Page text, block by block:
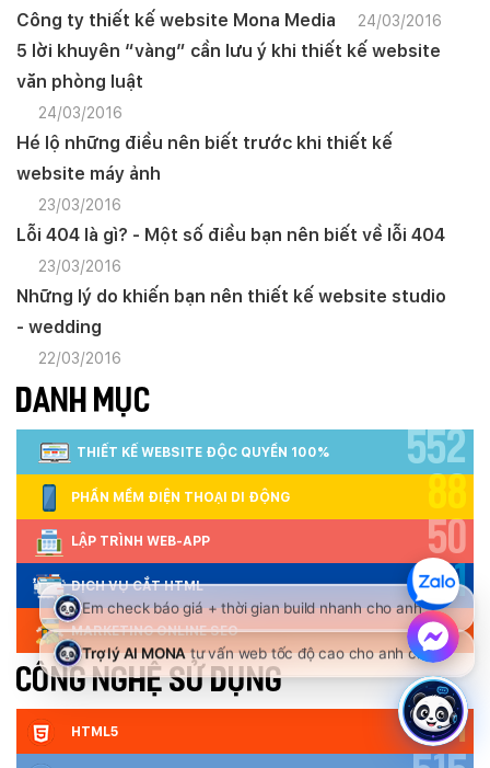
Công ty thiết kế website Mona Media 24/03/2016
5 lời khuyên “vàng” cần lưu ý khi thiết kế website
văn phòng luật
24/03/2016
Hé lộ những điều nên biết trước khi thiết kế
website máy ảnh
23/03/2016
Lỗi 404 là gì? - Một số điều bạn nên biết về lỗi 404
23/03/2016
Những lý do khiến bạn nên thiết kế website studio
- wedding
22/03/2016
DANH MỤC
THIẾT KẾ WEBSITE ĐỘC QUYỀN 100% 552
PHẦN MỀM ĐIỆN THOẠI DI ĐỘNG 88
LẬP TRÌNH WEB-APP 50
DỊCH VỤ CẮT HTML 301
MARKETING ONLINE SEO
CÔNG NGHỆ SỬ DỤNG
HTML5
521